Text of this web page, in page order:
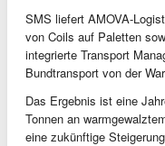
SMS liefert AMOVA-
von Coils auf Paletten
integrierte Transport
Bundtransport von der
Das Ergebnis ist eine
Tonnen an
eine zukünftige